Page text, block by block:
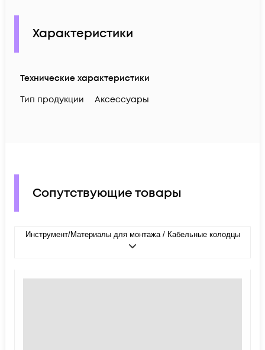
Характеристики
Технические характеристики
Тип продукции
Аксессуары
Сопутствующие товары
Инструмент/Материалы для монтажа / Кабельные колодцы